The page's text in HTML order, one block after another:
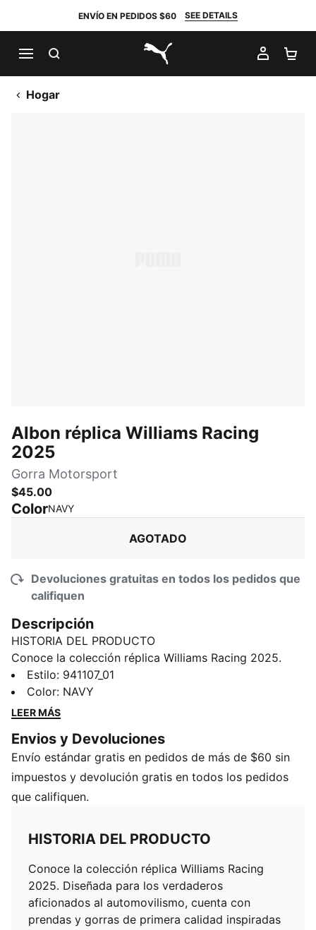
ENVÍO EN PEDIDOS $60 SEE DETAILS
PUMA.com
MI
Hogar
Albon réplica Williams Racing
2025
Gorra Motorsport
$45.00
ColorNAVY:
AGOTADO
Devoluciones gratuitas en todos los pedidos que
califiquen
Descripción
HISTORIA DEL PRODUCTO
Conoce la colección réplica Williams Racing 2025.
Diseñada para los verdaderos aficionados al
automovilismo, cuenta con prendas y gorras de
primera calidad inspiradas en el uniforme oficial del
pista como mostrando tu apoyo desde cualquier parte
del mundo, representa a Williams Racing con estilo y
comodidad orientada al rendimiento.
DETALLES
Estilo: 941107_01
Color: NAVY
LEER MÁS
Envios y Devoluciones
Envío estándar gratis en pedidos de más de $60 sin
impuestos y devolución gratis en todos los pedidos
que califiquen.
HISTORIA DEL PRODUCTO
Conoce la colección réplica Williams Racing
2025. Diseñada para los verdaderos
aficionados al automovilismo, cuenta con
prendas y gorras de primera calidad inspiradas